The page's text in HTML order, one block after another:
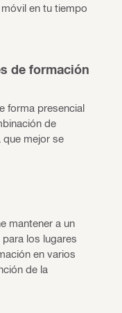
en tu tiempo
de formación
forma presencial
de
que mejor se
mantener a un
los lugares
en varios
de la